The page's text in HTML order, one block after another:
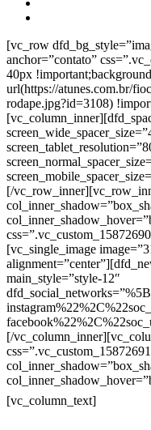
[vc_row
anchor=”contato”
40px
url(https://atunes.com.br/
rodape.jpg?id=3108)
[/
[vc_single_image
main_style=”style-12″
[/
[vc_column_text]